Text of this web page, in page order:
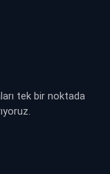
tek bir noktada